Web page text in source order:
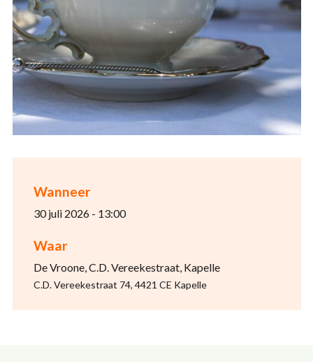
Wanneer
30 juli 2026 - 13:00
Waar
De Vroone, C.D. Vereekestraat, Kapelle
C.D. Vereekestraat 74, 4421 CE Kapelle